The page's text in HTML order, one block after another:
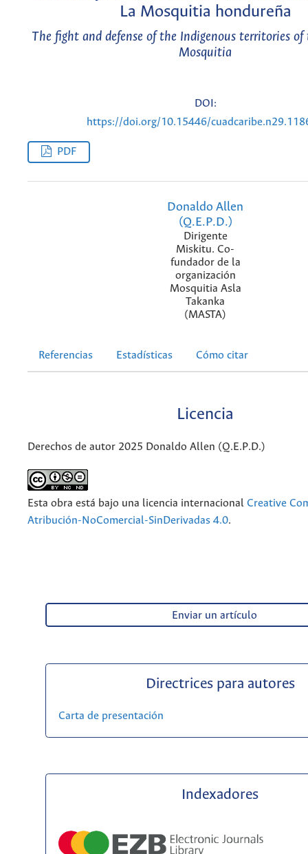
La Mosquitia hondureña
The fight and defense of the Indigenous territories
Mosquitia
DOI:
https://doi.org/10.15446/
PDF
Donaldo Allen
(Q.E.P.D.)
Dirigente
Miskitu. Co-
fundador de la
organización
Mosquitia Asla
Takanka
(MASTA)
Referencias Estadísticas Cómo citar
Licencia
Derechos de autor 2025 Donaldo Allen (Q.E.P.D.)
Esta obra está bajo una licencia internacional Creative
Atribución-NoComercial-SinDerivadas 4.0.
Enviar un artículo
Directrices para autores
Carta de presentación
Indexadores